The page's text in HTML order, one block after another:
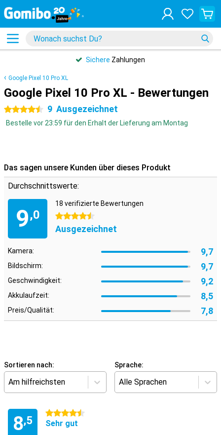
Sichere Zahlungen
Google Pixel 10 Pro XL
Google Pixel 10 Pro XL - Bewertungen
4.5 Sterne 9 Ausgezeichnet
Bestelle vor 23:59 für den Erhalt der Lieferung am Montag
Das sagen unsere Kunden über dieses Produkt
Durchschnittswerte:
9,0
18 verifizierte Bewertungen
4.5 Sterne
Ausgezeichnet
Kamera: 9,7
Bildschirm: 9,7
Geschwindigkeit: 9,2
Akkulaufzeit: 8,5
Preis/Qualität: 7,8
Sortieren nach:
Am hilfreichsten
Sprache:
Alle Sprachen
8,5
4.5 Sterne
Sehr gut